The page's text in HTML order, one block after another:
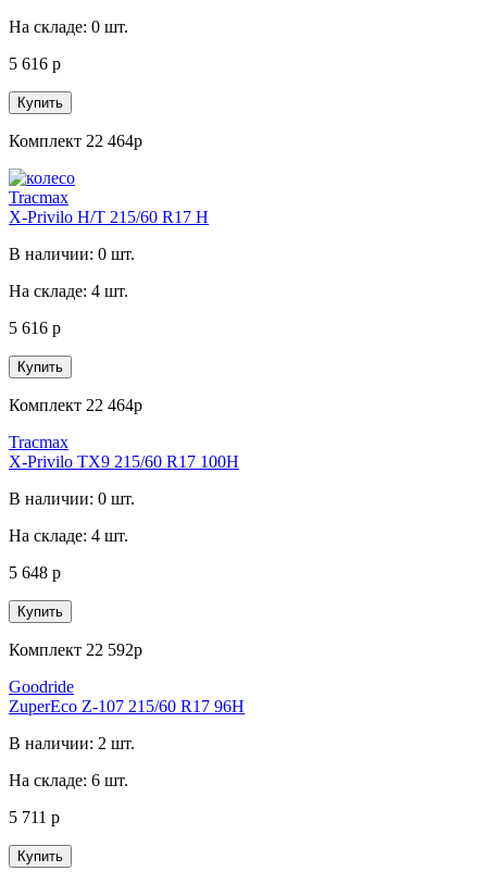
На складе: 0 шт.
5 616 р
Купить
Комплект 22 464р
Tracmax
X-Privilo H/T 215/60 R17 H
В наличии: 0 шт.
На складе: 4 шт.
5 616 р
Купить
Комплект 22 464р
Tracmax
X-Privilo TX9 215/60 R17 100H
В наличии: 0 шт.
На складе: 4 шт.
5 648 р
Купить
Комплект 22 592р
Goodride
ZuperEco Z-107 215/60 R17 96H
В наличии: 2 шт.
На складе: 6 шт.
5 711 р
Купить